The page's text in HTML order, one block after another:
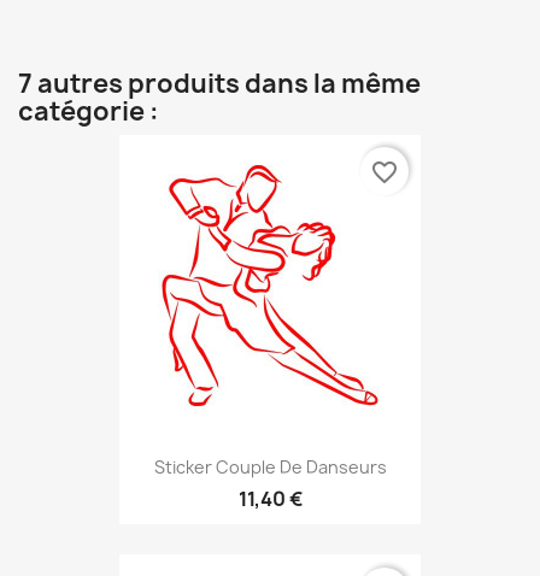
7 autres produits dans la même
catégorie :
Sticker Couple De Danseurs
11,40 €
favorite_border